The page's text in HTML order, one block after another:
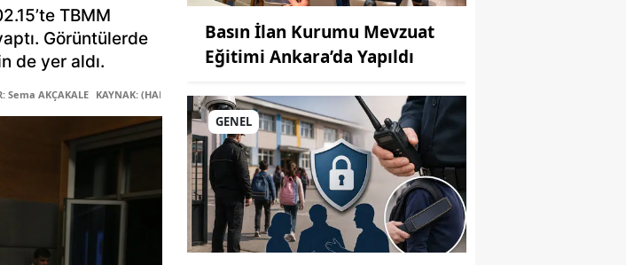
TBMM
Görüntülerde
de yer aldı.
Sema AKÇAKALE KAYNAK: (HABER MERKEZİ) MUHABİR: Elife Karaarslan
Basın İlan Kurumu Mevzuat
Eğitimi Ankara’da Yapıldı
GENEL